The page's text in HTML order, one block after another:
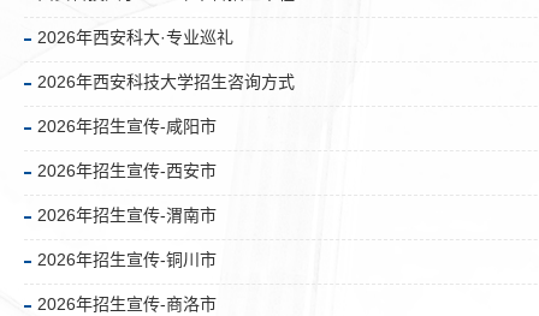
2026年西安科大·专业巡礼
2026年西安科技大学招生咨询方式
2026年招生宣传-咸阳市
2026年招生宣传-西安市
2026年招生宣传-渭南市
2026年招生宣传-铜川市
2026年招生宣传-商洛市